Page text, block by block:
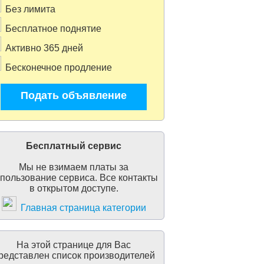
Без лимита
Бесплатное поднятие
Активно 365 дней
Бесконечное продление
Подать объявление
Бесплатный сервис
Мы не взимаем платы за
сервиса. Все контакты
в открытом доступе.
Главная страница категории
На этой странице для Вас
список производителей